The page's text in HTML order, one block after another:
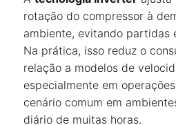
rotação do compressor à
ambiente, evitando partidas
Na prática, isso reduz o
relação a modelos de
especialmente em
cenário comum em
diário de muitas horas.